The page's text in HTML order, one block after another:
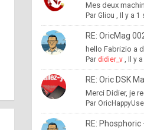
Mes deux
Par Gliou , Il y a
RE: OricMag
hello Fabrizio a
Par didier_v, Il y
RE: Oric DSK
Merci Didier, je
Par
RE: